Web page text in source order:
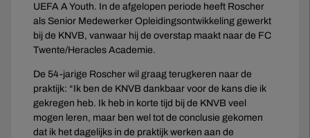
UEFA A Youth. In de afgelopen periode heeft Roscher
als Senior Medewerker Opleidingsontwikkeling gewerkt
bij de KNVB, vanwaar hij de overstap maakt naar de FC
Twente/Heracles Academie.
De 54-jarige Roscher wil graag terugkeren naar de
praktijk: “Ik ben de KNVB dankbaar voor de kans die ik
gekregen heb. Ik heb in korte tijd bij de KNVB veel
mogen leren, maar ben wel tot de conclusie gekomen
dat ik het dagelijks in de praktijk werken aan de